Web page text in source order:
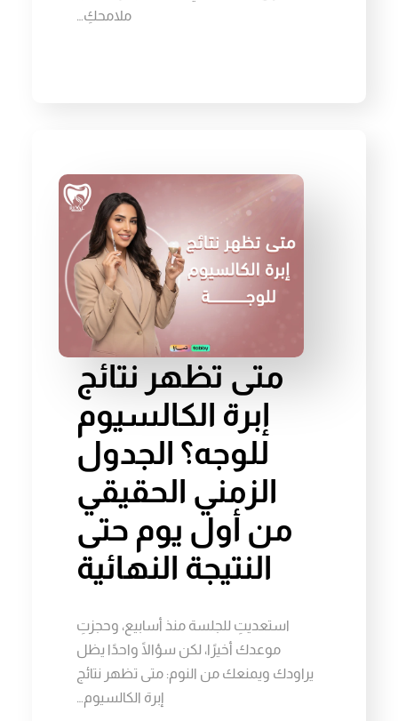
ملامحكِ…
متى تظهر نتائج
إبرة الكالسيوم
للوجه؟ الجدول
الزمني الحقيقي
من أول يوم حتى
النتيجة النهائية
استعديتِ للجلسة منذ أسابيع، وحجزتِ
موعدك أخيرًا، لكن سؤالًا واحدًا يظل
يراودك ويمنعك من النوم: متى تظهر نتائج
إبرة الكالسيوم…